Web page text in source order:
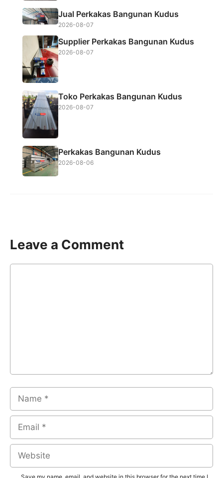
k
Jual Perkakas Bangunan Kudus
2026-08-07
Supplier Perkakas Bangunan Kudus
2026-08-07
Toko Perkakas Bangunan Kudus
2026-08-07
Perkakas Bangunan Kudus
2026-08-06
Leave a Comment
Comment
Name
Email
Website